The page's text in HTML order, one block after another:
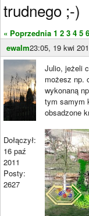
trudnego ;-)
« Poprzednia 1 2 3 4 5 6
ewalm23:05, 19 kwi
Dołączył:
16 paź
2011
Posty:
2627
Julio, jeżeli
możesz np.
wykonaną
tym samym
obsadzone